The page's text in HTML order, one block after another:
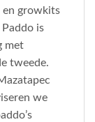
en growkits
is
met
tweede.
we